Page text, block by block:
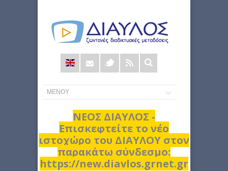
Φόρμα
αναζήτησης
ΝΕΟΣ ΔΙΑΥΛΟΣ -
Επισκεφτείτε το νέο
ιστοχώρο του ΔΙΑΥΛΟΥ στον
παρακάτω σύνδεσμο:
https://new.diavlos.grnet.gr